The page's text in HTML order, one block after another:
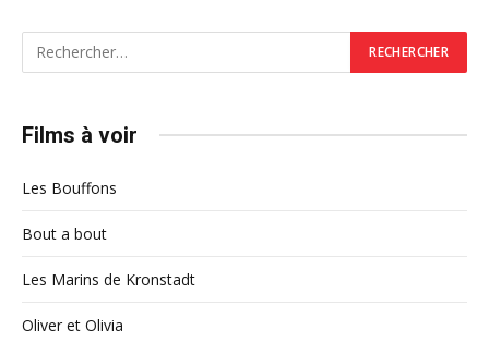
Films à voir
Les Bouffons
Bout a bout
Les Marins de Kronstadt
Oliver et Olivia